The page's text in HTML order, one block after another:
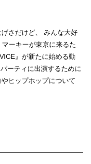
さだけど、
みんな大好
マーキーが東京に来るた
VICE』が新たに始める動
ーティに出演するために
ヒップホップについて